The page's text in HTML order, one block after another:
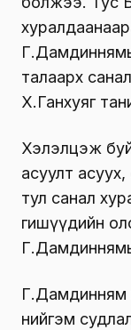
талаарх
Х.Ганхуяг
Хэлэлцэж
асуулт
тул санал
гишүүдийн
нийгэм